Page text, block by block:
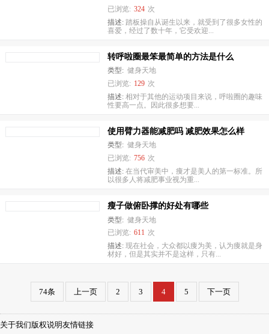
已浏览: 324 次
描述: 踏板操自从诞生以来，就受到了很多女性的
喜爱，经过了数十年，它受欢迎...
转呼啦圈最笨最简单的方法是什么
类型: 健身天地
已浏览: 129 次
描述: 相对于其他的运动项目来说，呼啦圈的趣味
性要高一点。因此很多想要...
使用臂力器能减肥吗 减肥效果怎么样
类型: 健身天地
已浏览: 756 次
描述: 在当代审美中，痩才是美人的第一标准。所
以很多人将减肥事业视为重...
瘦子做俯卧撑的好处有哪些
类型: 健身天地
已浏览: 611 次
描述: 现在社会，大众都以痩为美，认为痩就是身
材好，但是其实并不是这样，只有...
74条 上一页 2 3 4 5 下一页
关于我们 版权说明友情链接